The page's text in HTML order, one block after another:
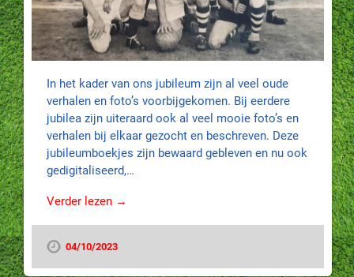
In het kader van ons jubileum zijn al veel oude
verhalen en foto’s voorbijgekomen. Bij eerdere
jubilea zijn uiteraard ook al veel mooie foto’s en
verhalen bij elkaar gezocht en beschreven. Deze
jubileumboekjes zijn bewaard gebleven en nu ook
gedigitaliseerd,…
Verder lezen →
04/10/2023